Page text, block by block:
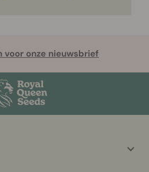
voor onze nieuwsbrief